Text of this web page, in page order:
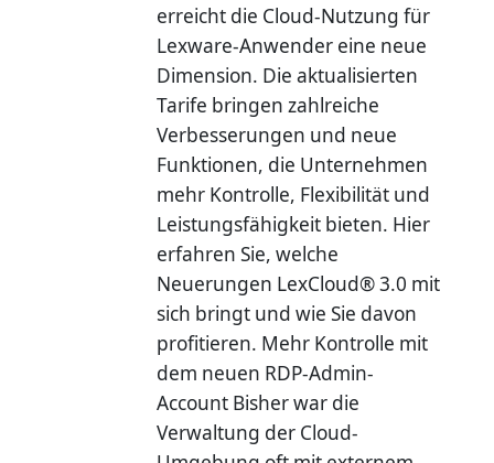
erreicht die Cloud-Nutzung für
Lexware-Anwender eine neue
Dimension. Die aktualisierten
Tarife bringen zahlreiche
Verbesserungen und neue
Funktionen, die Unternehmen
mehr Kontrolle, Flexibilität und
Leistungsfähigkeit bieten. Hier
erfahren Sie, welche
Neuerungen LexCloud® 3.0 mit
sich bringt und wie Sie davon
profitieren. Mehr Kontrolle mit
dem neuen RDP-Admin-
Account Bisher war die
Verwaltung der Cloud-